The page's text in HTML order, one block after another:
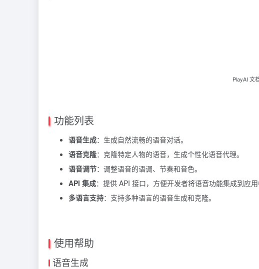
PlayAI 文
功能列表
语音生成：生成自然流畅的语音对话。
语音克隆：克隆特定人物的语音，生成个性化语音代理。
语音调节：调整语音的语调、节奏和音色。
API 集成：提供 API 接口，方便开发者将语音功能集成到应用
多语言支持：支持多种语言的语音生成和克隆。
使用帮助
语音生成